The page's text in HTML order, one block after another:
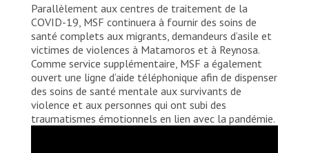
Parallèlement aux centres de traitement de la
COVID-19, MSF continuera à fournir des soins de
santé complets aux migrants, demandeurs d’asile et
victimes de violences à Matamoros et à Reynosa.
Comme service supplémentaire, MSF a également
ouvert une ligne d’aide téléphonique afin de dispenser
des soins de santé mentale aux survivants de
violence et aux personnes qui ont subi des
traumatismes émotionnels en lien avec la pandémie.